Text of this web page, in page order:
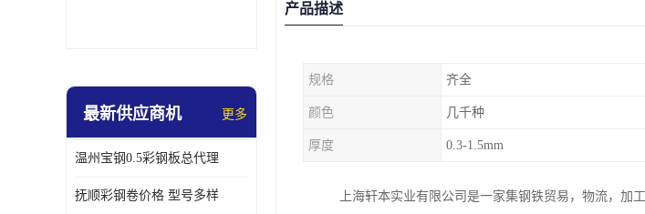
最新供应商机 更多
温州宝钢0.5彩钢板总代理
抚顺彩钢卷价格 型号多样
产品描述
规格 齐全
颜色 几千种
厚度 0.3-1.5mm
上海轩本实业有限公司是一家集钢铁贸易，物流，加